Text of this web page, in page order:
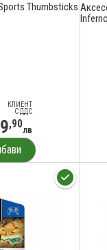
Thumbsticks
КЛИЕНТ
С ДДС
,90лв
Inferno